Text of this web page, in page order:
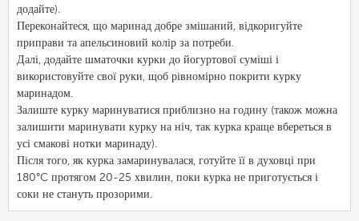
додайте).
Переконайтеся, що маринад добре змішаний, відкоригуйте
приправи та апельсиновий колір за потреби.
Далі, додайте шматочки курки до йогуртової суміші і
використовуйте свої руки, щоб рівномірно покрити курку
маринадом.
Залиште курку маринуватися приблизно на годину (також можна
залишити маринувати курку на ніч, так курка краще вбереться в
усі смакові нотки маринаду).
Після того, як курка замаринувалася, готуйте її в духовці при
180°C протягом 20-25 хвилин, поки курка не приготується і
соки не стануть прозорими.